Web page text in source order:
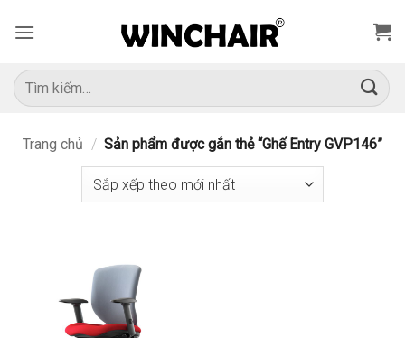
qua
dung
Tìm
kiếm:
Trang chủ / Sản phẩm được gắn thẻ “Ghế Entry GVP146”